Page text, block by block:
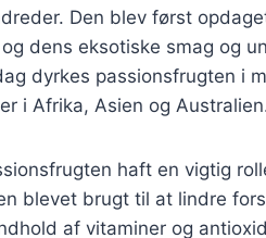
Den blev først
dens eksotiske smag og
dyrkes passionsfrugten i
i Afrika, Asien og
haft en vigtig
blevet brugt til at lindre
af vitaminer og